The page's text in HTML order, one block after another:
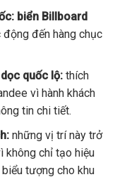
biển Billboard
đến hàng chục
quốc lộ:thích
vì hành khách
tin chi tiết.
những vị trí này trở
không chỉ tạo hiệu
tượng cho khu